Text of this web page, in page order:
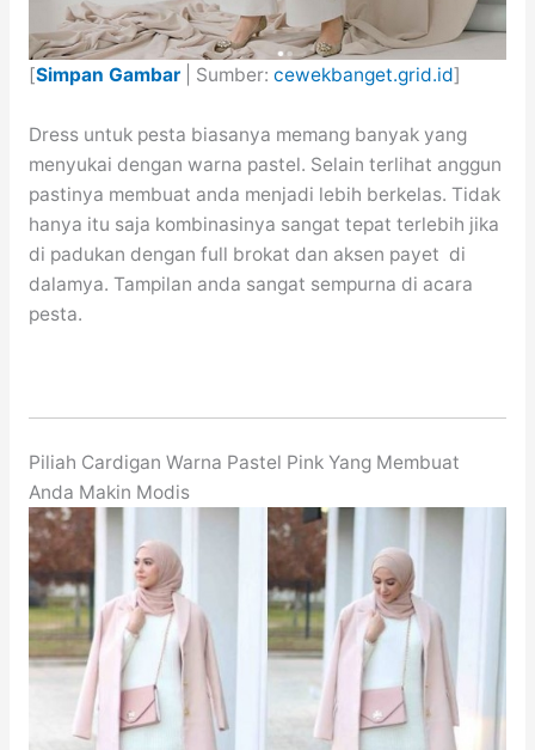
[Simpan Gambar| Sumber: cewekbanget.grid.id]
Dress untuk pesta biasanya memang banyak yang
menyukai dengan warna pastel. Selain terlihat anggun
pastinya membuat anda menjadi lebih berkelas. Tidak
hanya itu saja kombinasinya sangat tepat terlebih jika
di padukan dengan full brokat dan aksen payet di
dalamya. Tampilan anda sangat sempurna di acara
pesta.
Piliah Cardigan Warna Pastel Pink Yang Membuat
Anda Makin Modis